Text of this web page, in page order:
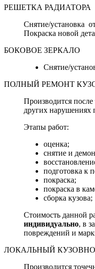
РЕШЕТКА РАДИАТОРА
Снятие/установка
Покраска новой
БОКОВОЕ ЗЕРКАЛО
Снятие/
ПОЛНЫЙ РЕМОНТ
Производится
других нарушениях
Этапы работ:
оценка;
снятие и
подготовка к
покраска;
покраска в
сборка кузова;
Стоимость данной
индивидуально, в
повреждений и
ЛОКАЛЬНЫЙ
Производится